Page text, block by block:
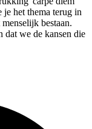
het thema terug in
bestaan.
dat we de kansen die